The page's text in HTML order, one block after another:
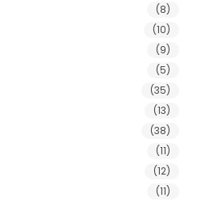
(8)
(10)
(9)
(5)
(35)
(13)
(38)
(11)
(12)
(11)